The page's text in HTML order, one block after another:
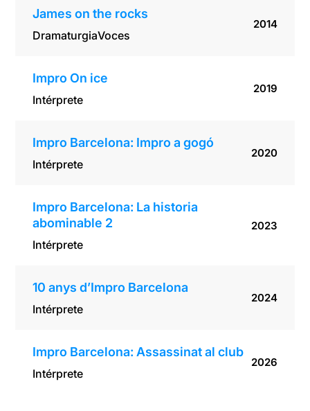
James on the rocks
DramaturgiaVoces
2014
Impro On ice
Intérprete
2019
Impro Barcelona: Impro a gogó
Intérprete
2020
Impro Barcelona: La historia
abominable 2
Intérprete
2023
10 anys d’Impro Barcelona
Intérprete
2024
Impro Barcelona: Assassinat al club
Intérprete
2026